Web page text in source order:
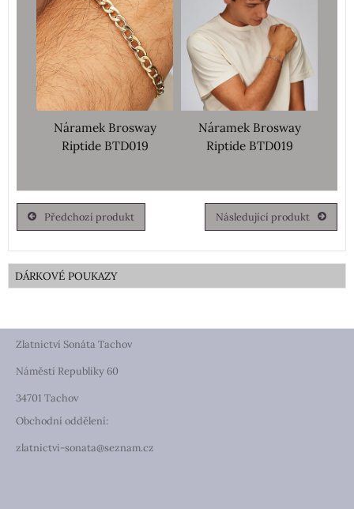
Náramek Brosway
Riptide BTD019
Náramek Brosway
Riptide BTD019
Předchozí produkt Následující produkt
DÁRKOVÉ POUKAZY
Zlatnictví Sonáta Tachov
Náměstí Republiky 60
34701 Tachov
Obchodní oddělení:
zlatnictvi-sonata@seznam.cz